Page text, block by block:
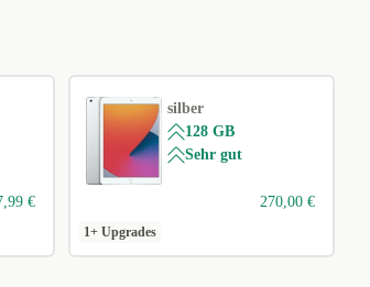
€
silber
128 GB
Sehr gut
270,00 €
1+ Upgrades